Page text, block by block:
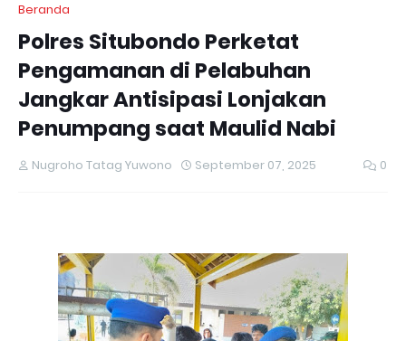
Beranda
Polres Situbondo Perketat
Pengamanan di Pelabuhan
Jangkar Antisipasi Lonjakan
Penumpang saat Maulid Nabi
Nugroho Tatag Yuwono September 07, 2025 0